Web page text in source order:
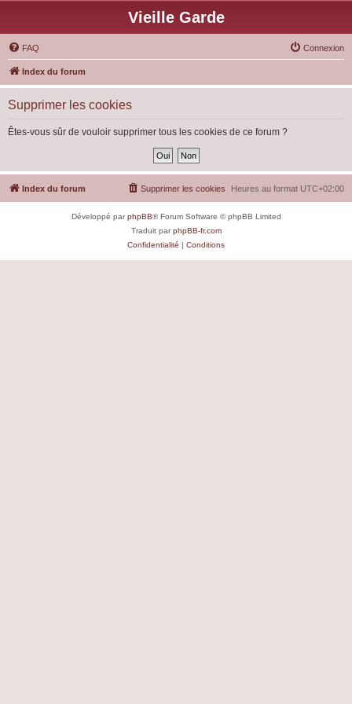
Vieille Garde
FAQ Connexion
Index du forum
Supprimer les cookies
Êtes-vous sûr de vouloir supprimer tous les cookies de ce forum ?
Index du forum Heures au format UTC+02:00
Supprimer les cookies
Développé parphpBB® Forum Software © phpBB Limited
Traduit parphpBB-fr.com
Confidentialité | Conditions